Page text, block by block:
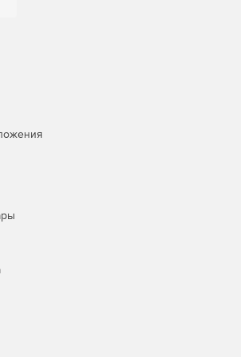
состоянии пароля по электронной
входе в систему или
свои учетные записи.
разблокировка учетной записи
учетных записей через web-браузер.
Search. Удобный и эффективный
фамилии и т. д.) позволяет
фото, служебный и мобильный
электронной почты и т. д.
на сервисную службу.
учетных записей позволяет снизить
службу и сократить